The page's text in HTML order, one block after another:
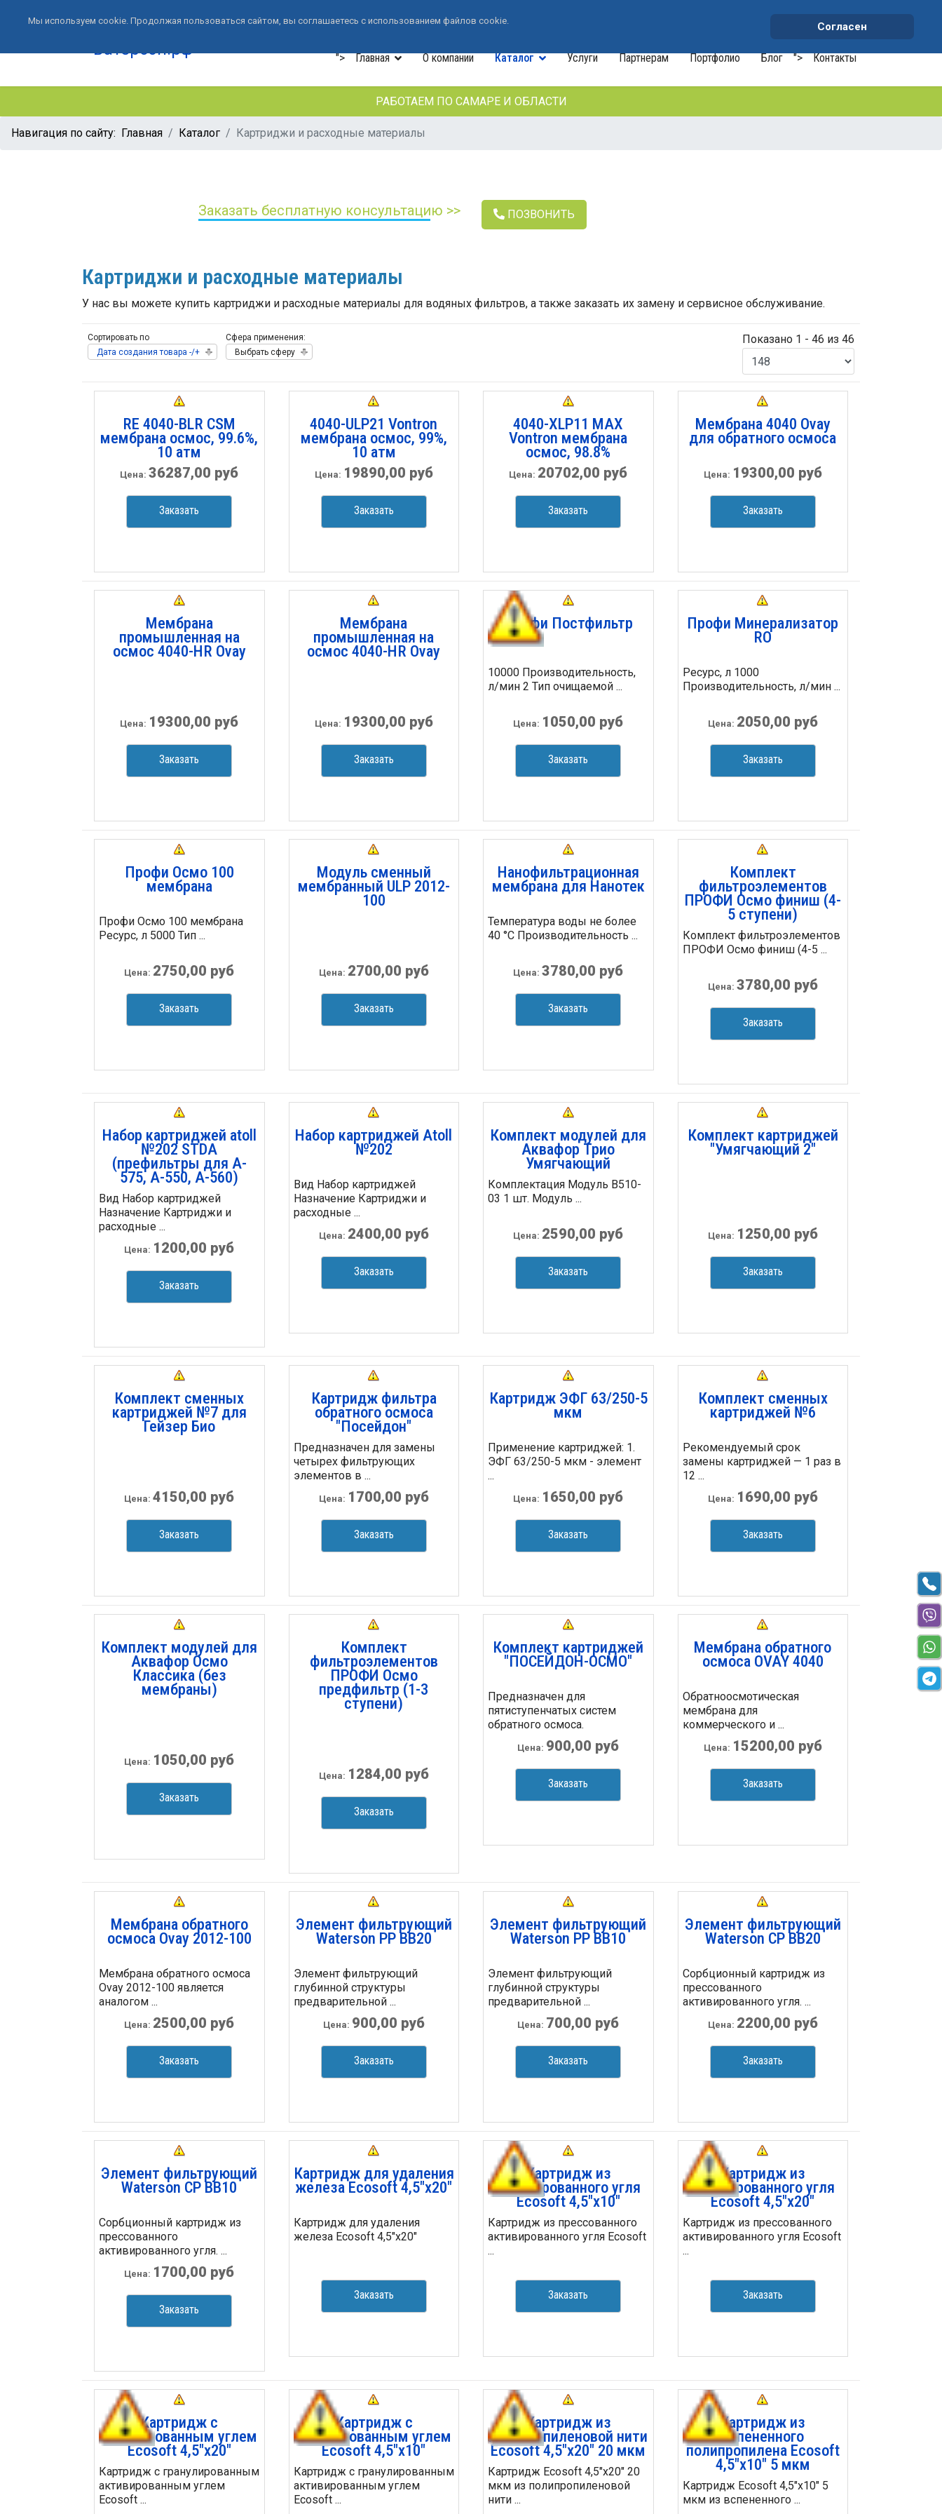
+7 (846) 33-490-33 waterson-s@ya.ru
"> Главная О компании Каталог Услуги Партнерам Портфолио Блог "> Контакты
РАБОТАЕМ ПО САМАРЕ И ОБЛАСТИ
Навигация по сайту: Главная Каталог Картриджи и расходные материалы
Заказать бесплатную консультацию >> ПОЗВОНИТЬ
Картриджи и расходные материалы
У нас вы можете купить картриджи и расходные материалы для водяных фильтров, а также заказать их замену и сервисное обслуживание.
Сортировать по
Дата создания товара -/+
Сфера применения:
Выбрать сферу
Показано 1 - 46 из 46
RE 4040-BLR CSM
мембрана осмос, 99.6%,
10 атм
Цена:36287,00 руб
Заказать
4040-ULP21 Vontron
мембрана осмос, 99%,
10 атм
Цена: 19890,00 руб
Заказать
4040-XLP11 MAX
Vontron мембрана
осмос, 98.8%
Цена: 20702,00 руб
Заказать
Мембрана 4040 Ovay
для обратного осмоса
Цена: 19300,00 руб
Заказать
Мембрана
промышленная на
осмос 4040-HR Ovay
Цена: 19300,00 руб
Заказать
Мембрана
промышленная на
осмос 4040-HR Ovay
Цена: 19300,00 руб
Заказать
Профи Постфильтр
10000 Производительность,
л/мин 2 Тип очищаемой ...
Цена: 1050,00 руб
Заказать
Профи Минерализатор
RO
Ресурс, л 1000
Производительность, л/мин ...
Цена: 2050,00 руб
Заказать
Профи Осмо 100
мембрана
Профи Осмо 100 мембрана
Ресурс, л 5000 Тип ...
Цена: 2750,00 руб
Заказать
Модуль сменный
мембранный ULP 2012-
100
Цена: 2700,00 руб
Заказать
Нанофильтрационная
мембрана для Нанотек
Температура воды не более
40 °С Производительность ...
Цена:3780,00 руб
Заказать
Комплект
фильтроэлементов
ПРОФИ Осмо финиш (4-
5 ступени)
Комплект фильтроэлементов
ПРОФИ Осмо финиш (4-5 ...
Цена: 3780,00 руб
Заказать
Набор картриджей atoll
№202 STDA
(префильтры для A-
575, A-550, A-560)
Вид Набор картриджей
Назначение Картриджи и
расходные ...
Цена: 1200,00 руб
Заказать
Набор картриджей Atoll
№202
Вид Набор картриджей
Назначение Картриджи и
расходные ...
Цена: 2400,00 руб
Заказать
Комплект модулей для
Аквафор Трио
Умягчающий
Комплектация Модуль B510-
03 1 шт. Модуль ...
Цена: 2590,00 руб
Заказать
Комплект картриджей
"Умягчающий 2"
Цена: 1250,00 руб
Заказать
Комплект сменных
картриджей №7 для
Гейзер Био
Цена:4150,00 руб
Заказать
Картридж фильтра
обратного осмоса
"Посейдон"
Предназначен для замены
четырех фильтрующих
элементов в ...
Цена: 1700,00 руб
Заказать
Картридж ЭФГ 63/250-5
мкм
Применение картриджей: 1.
ЭФГ 63/250-5 мкм - элемент
...
Цена: 1650,00 руб
Заказать
Комплект сменных
картриджей №6
Рекомендуемый срок
замены картриджей — 1 раз в
12 ...
Цена: 1690,00 руб
Заказать
Комплект модулей для
Аквафор Осмо
Классика (без
мембраны)
Цена: 1050,00 руб
Заказать
Комплект
фильтроэлементов
ПРОФИ Осмо
предфильтр (1-3
ступени)
Цена: 1284,00 руб
Заказать
Комплект картриджей
"ПОСЕЙДОН-ОСМО"
Предназначен для
пятиступенчатых систем
обратного осмоса.
Цена: 900,00 руб
Заказать
Мембрана обратного
осмоса OVAY 4040
Обратноосмотическая
мембрана для
коммерческого и ...
Цена: 15200,00 руб
Заказать
Мембрана обратного
осмоса Ovay 2012-100
Мембрана обратного осмоса
Ovay 2012-100 является
аналогом ...
Цена: 2500,00 руб
Заказать
Элемент фильтрующий
Waterson PP BB20
Элемент фильтрующий
глубинной структуры
предварительной ...
Цена: 900,00 руб
Заказать
Элемент фильтрующий
Waterson PP BB10
Элемент фильтрующий
глубинной структуры
предварительной ...
Цена: 700,00 руб
Заказать
Элемент фильтрующий
Waterson CP BB20
Сорбционный картридж из
прессованного
активированного угля. ...
Цена: 2200,00 руб
Заказать
Элемент фильтрующий
Waterson CP BB10
Сорбционный картридж из
прессованного
активированного угля. ...
Цена: 1700,00 руб
Заказать
Картридж для удаления
железа Ecosoft 4,5"х20"
Картридж для удаления
железа Ecosoft 4,5"х20"
Заказать
Картридж из
активированного угля
Ecosoft 4,5"х10"
Картридж из прессованного
активированного угля Ecosoft
...
Заказать
Картридж из
активированного угля
Ecosoft 4,5"х20"
Картридж из прессованного
активированного угля Ecosoft
...
Заказать
Картридж с
активированным углем
Ecosoft 4,5"х20"
Картридж с гранулированным
активированным углем
Ecosoft ...
Картридж с
активированным углем
Ecosoft 4,5"х10"
Картридж с гранулированным
активированным углем
Ecosoft ...
Картридж из
полипропиленовой нити
Ecosoft 4,5"x20" 20 мкм
Картридж Ecosoft 4,5"x20" 20
мкм из полипропиленовой
нити ...
Картридж из
вспененного
полипропилена Ecosoft
4,5"x10" 5 мкм
Картридж Ecosoft 4,5"x10" 5
мкм из вспененного ...
Мы используем cookie. Продолжая пользоваться сайтом, вы соглашаетесь с использованием файлов cookie. Согласен